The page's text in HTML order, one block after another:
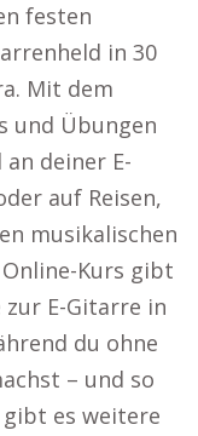
festen
in 30
Mit dem
und Übungen
deiner E-
auf Reisen,
musikalischen
Kurs gibt
E-Gitarre in
du ohne
– und so
es weitere